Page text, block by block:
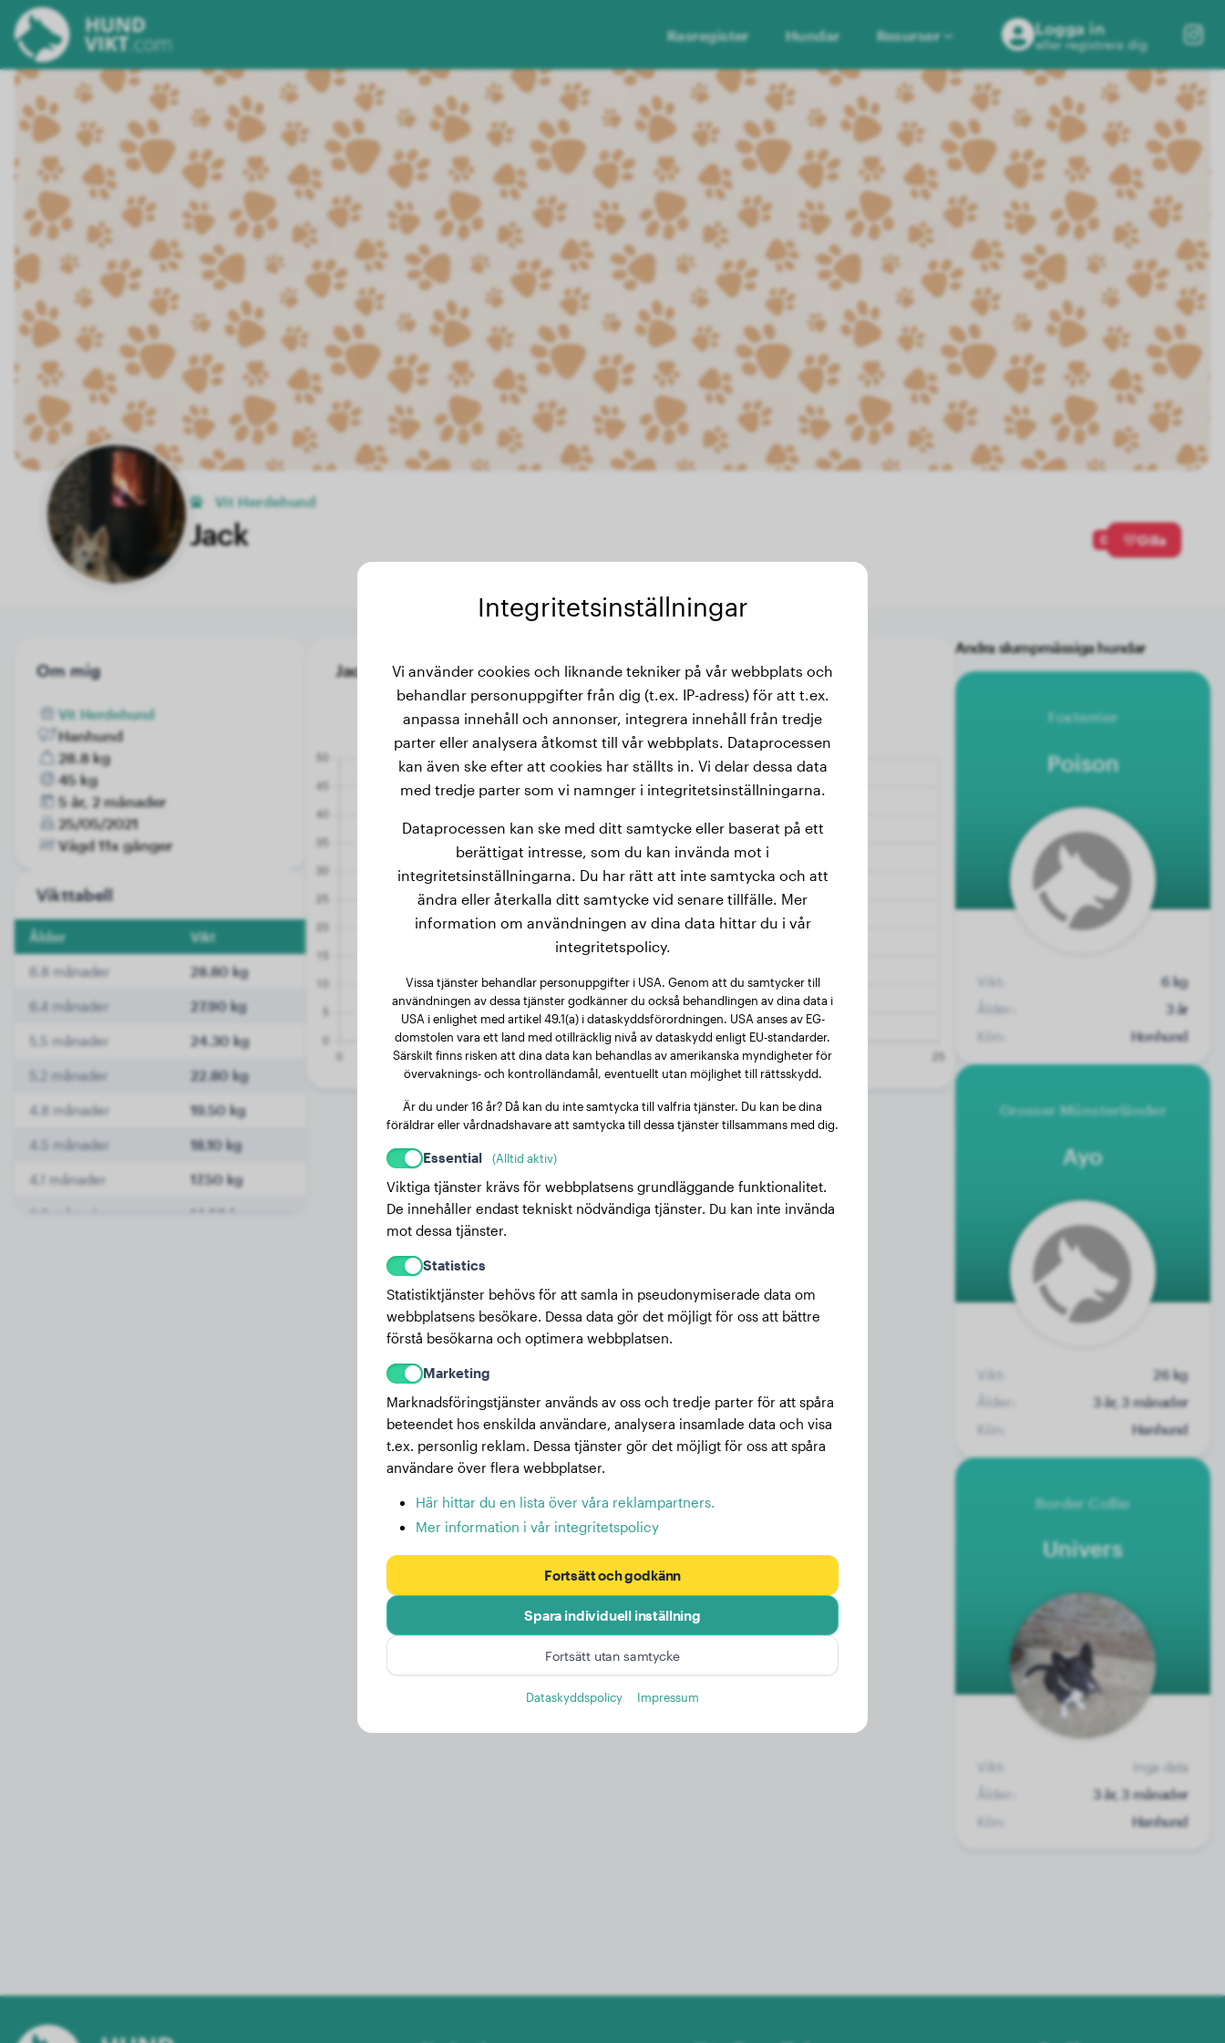
Rasregister Hundar Resurser Logga in
eller registrera dig
Vit Herdehund
Jack 0 Gilla
Om mig
Vit Herdehund
Hanhund
28.8 kg
45 kg
5 år, 2 månader
25/05/2021
Vägd 11x gånger
Vikttabell
Ålder Vikt
6.8 månader 28.80 kg
6.4 månader 27.90 kg
5.5 månader 24.30 kg
5.2 månader 22.80 kg
4.8 månader 19.50 kg
4.5 månader 18.10 kg
4.1 månader 17.50 kg
3.6 månader 14.20 kg
Jack's vikthistorik
Andra slumpmässiga hundar
Foxterrier
Poison
Vikt:
6 kg
Ålder:
3 år
Kön:
Honhund
Grosser Münsterländer
Ayo
Vikt:
26 kg
Ålder:
3 år, 3 månader
Kön:
Hanhund
Border Collie
Univers
Vikt:
Inga data
Ålder:
3 år, 3 månader
Kön:
Hanhund
Integritetsinställningar
Vi använder cookies och liknande tekniker på vår webbplats och
behandlar personuppgifter från dig (t.ex. IP-adress) för att t.ex.
anpassa innehåll och annonser, integrera innehåll från tredje
parter eller analysera åtkomst till vår webbplats. Dataprocessen
kan även ske efter att cookies har ställts in. Vi delar dessa data
med tredje parter som vi namnger i integritetsinställningarna.
Dataprocessen kan ske med ditt samtycke eller baserat på ett
berättigat intresse, som du kan invända mot i
integritetsinställningarna. Du har rätt att inte samtycka och att
ändra eller återkalla ditt samtycke vid senare tillfälle. Mer
information om användningen av dina data hittar du i vår
integritetspolicy.
Vissa tjänster behandlar personuppgifter i USA. Genom att du samtycker till
användningen av dessa tjänster godkänner du också behandlingen av dina data i
USA i enlighet med artikel 49.1(a) i dataskyddsförordningen. USA anses av EG-
domstolen vara ett land med otillräcklig nivå av dataskydd enligt EU-standarder.
Särskilt finns risken att dina data kan behandlas av amerikanska myndigheter för
övervaknings- och kontrolländamål, eventuellt utan möjlighet till rättsskydd.
Är du under 16 år? Då kan du inte samtycka till valfria tjänster. Du kan be dina
föräldrar eller vårdnadshavare att samtycka till dessa tjänster tillsammans med dig.
Essential (Alltid aktiv)
Viktiga tjänster krävs för webbplatsens grundläggande funktionalitet.
De innehåller endast tekniskt nödvändiga tjänster. Du kan inte invända
mot dessa tjänster.
Statistics
Statistiktjänster behövs för att samla in pseudonymiserade data om
webbplatsens besökare. Dessa data gör det möjligt för oss att bättre
förstå besökarna och optimera webbplatsen.
Marketing
Marknadsföringstjänster används av oss och tredje parter för att spåra
beteendet hos enskilda användare, analysera insamlade data och visa
t.ex. personlig reklam. Dessa tjänster gör det möjligt för oss att spåra
användare över flera webbplatser.
Här hittar du en lista över våra reklampartners.
Mer information i vår integritetspolicy
Fortsätt och godkänn
Spara individuell inställning
Fortsätt utan samtycke
Dataskyddspolicy Impressum